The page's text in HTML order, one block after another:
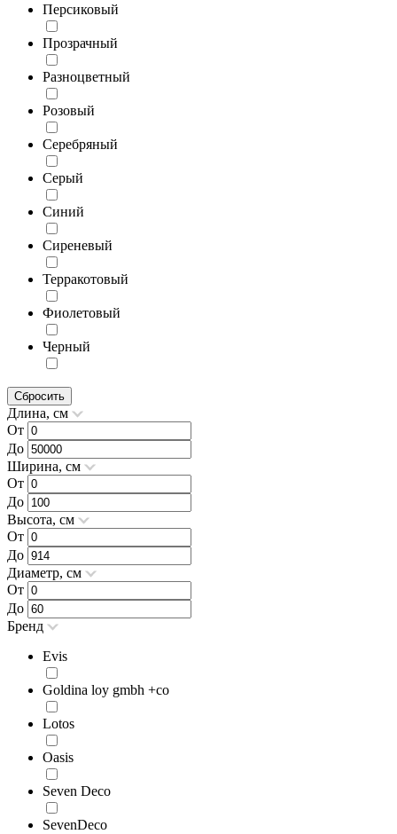
Персиковый
Прозрачный
Разноцветный
Розовый
Серебряный
Серый
Синий
Сиреневый
Терракотовый
Фиолетовый
Черный
Сбросить
Длина, см
От
До
Ширина, см
От
До
Высота, см
От
До
Диаметр, см
От
До
Бренд
Evis
Goldina loy gmbh +co
Lotos
Oasis
Seven Deco
SevenDeco